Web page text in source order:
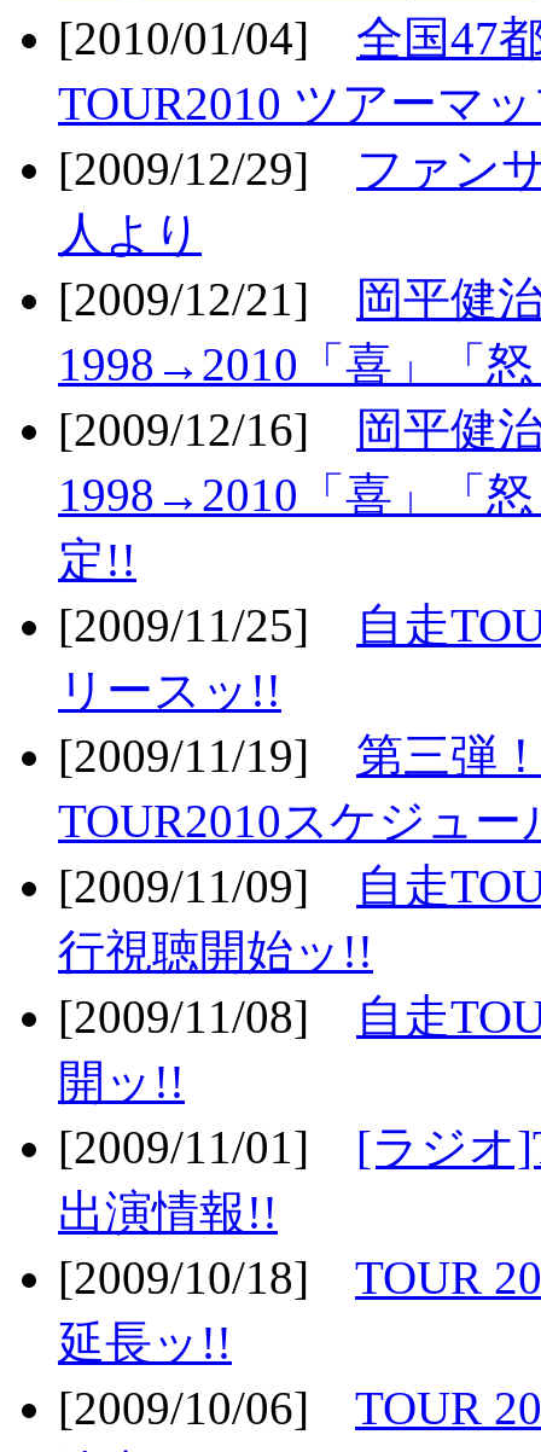
[2010/01/04] 全国47
TOUR2010 ツアーマ
[2009/12/29] ファン
人より
[2009/12/21]
岡平健
1998→2010「喜」「
[2009/12/16]
岡平健
1998→2010「喜」「
定!!
[2009/11/25]
自走
リースッ!!
[2009/11/19] 第三弾
TOUR2010スケジュー
[2009/11/09]
自走
行視聴開始ッ!!
[2009/11/08]
自走
開ッ!!
[2009/11/01] [ラジオ
出演情報!!
[2009/10/18] TOUR
延長ッ!!
[2009/10/06] TOUR